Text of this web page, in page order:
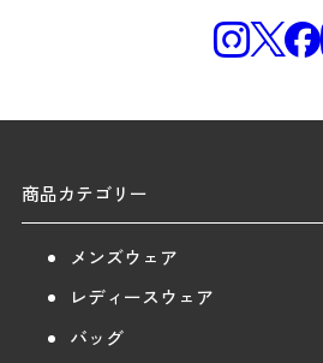
商品カテゴリー
メンズウェア
レディースウェア
バッグ